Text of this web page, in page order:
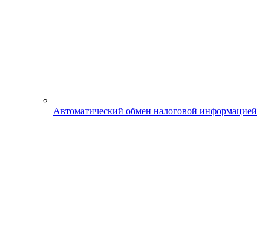
Автоматический обмен налоговой информацией